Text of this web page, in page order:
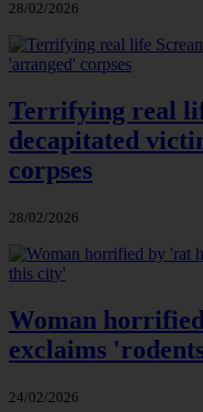
28/02/2026
Terrifying real
decapitated
corpses
28/02/2026
Woman
exclaims
24/02/2026